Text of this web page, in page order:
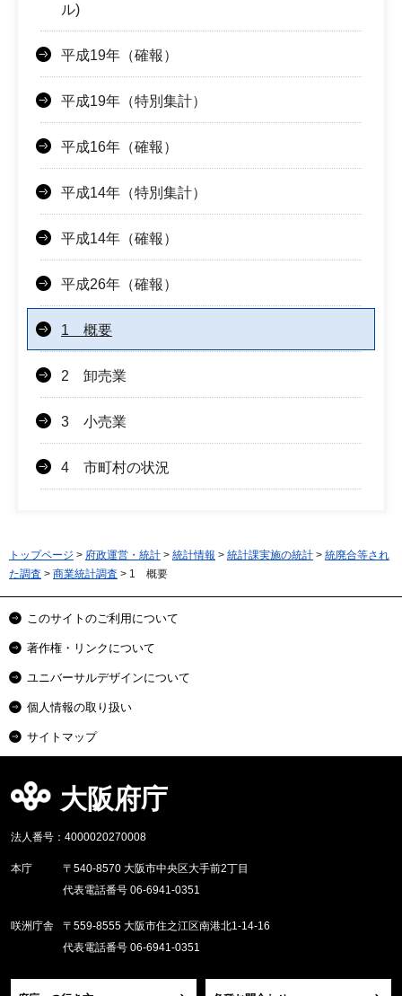
ル)
平成19年（確報）
平成19年（特別集計）
平成16年（確報）
平成14年（特別集計）
平成14年（確報）
平成26年（確報）
1 概要
2 卸売業
3 小売業
4 市町村の状況
トップページ > 府政運営・統計 > 統計情報 > 統計課実施の統計 > 統廃合等され
た調査 > 商業統計調査 > 1 概要
このサイトのご利用について
著作権・リンクについて
ユニバーサルデザインについて
個人情報の取り扱い
サイトマップ
大阪府庁
法人番号：4000020270008
本庁
〒540-8570 大阪市中央区大手前2丁目
代表電話番号 06-6941-0351
咲洲庁舎
〒559-8555 大阪市住之江区南港北1-14-16
代表電話番号 06-6941-0351